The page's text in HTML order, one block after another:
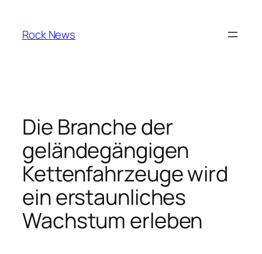
content
Rock News
Die Branche der
geländegängigen
Kettenfahrzeuge wird
ein erstaunliches
Wachstum erleben